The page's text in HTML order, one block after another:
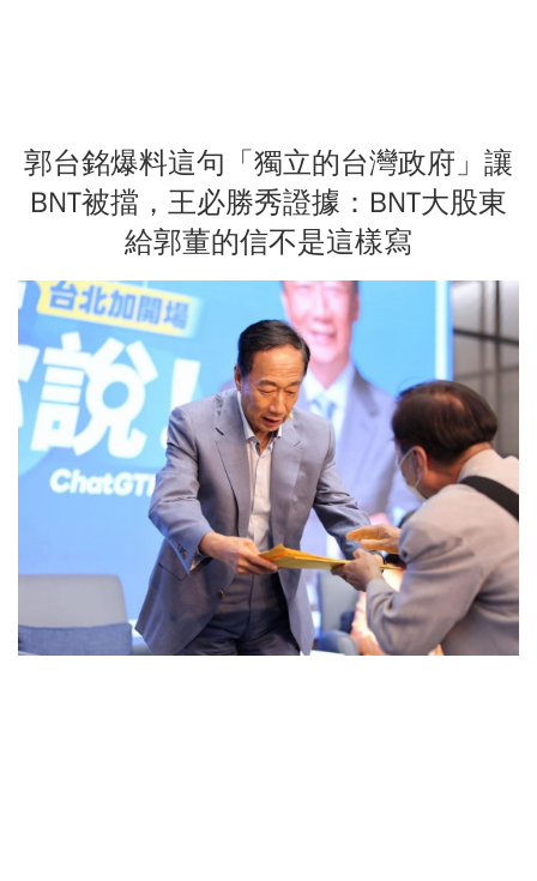
郭台銘爆料這句「獨立的台灣政府」讓
BNT被擋，王必勝秀證據：BNT大股東
給郭董的信不是這樣寫